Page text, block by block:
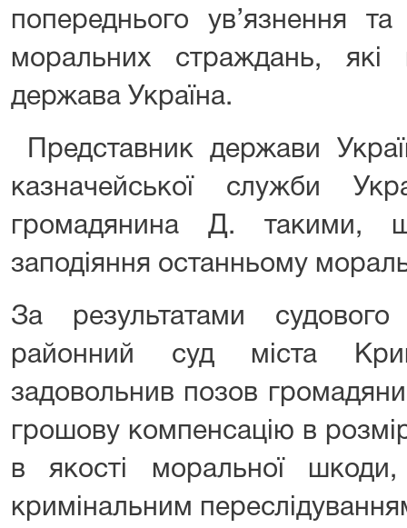
попереднього ув’язнення
моральних страждань, які
держава Україна.
Представник держави
казначейської служби
громадянина Д. такими,
заподіяння останньому
За результатами
районний суд міста
задовольнив позов
грошову компенсацію в
в якості моральної шкоди,
кримінальним